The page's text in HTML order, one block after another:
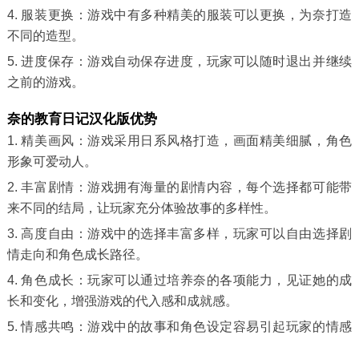
4. 服装更换：游戏中有多种精美的服装可以更换，为奈打造
不同的造型。
5. 进度保存：游戏自动保存进度，玩家可以随时退出并继续
之前的游戏。
奈的教育日记汉化版优势
1. 精美画风：游戏采用日系风格打造，画面精美细腻，角色
形象可爱动人。
2. 丰富剧情：游戏拥有海量的剧情内容，每个选择都可能带
来不同的结局，让玩家充分体验故事的多样性。
3. 高度自由：游戏中的选择丰富多样，玩家可以自由选择剧
情走向和角色成长路径。
4. 角色成长：玩家可以通过培养奈的各项能力，见证她的成
长和变化，增强游戏的代入感和成就感。
5. 情感共鸣：游戏中的故事和角色设定容易引起玩家的情感